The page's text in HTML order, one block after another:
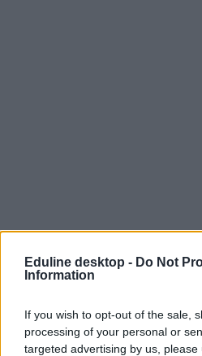
Eduline desktop - Do Not
Information
If you wish to opt-out of the sale,
processing of your personal or
targeted advertising by us,